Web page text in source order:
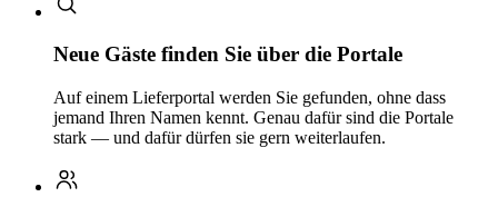
Neue Gäste finden Sie über die Portale
Auf einem Lieferportal werden Sie gefunden, ohne dass
jemand Ihren Namen kennt. Genau dafür sind die Portale
stark — und dafür dürfen sie gern weiterlaufen.